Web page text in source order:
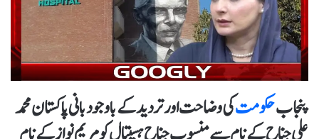
پنجابحکومتکی وضاحت اور تردید کے باوجود بانی پاکستان محمد